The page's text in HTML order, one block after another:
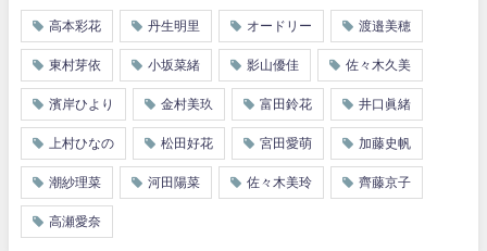
高本彩花 丹生明里 オードリー 渡邉美穂
東村芽依 小坂菜緒 影山優佳 佐々木久美
濱岸ひより 金村美玖 富田鈴花 井口眞緒
上村ひなの 松田好花 宮田愛萌 加藤史帆
潮紗理菜 河田陽菜 佐々木美玲 齊藤京子
高瀬愛奈